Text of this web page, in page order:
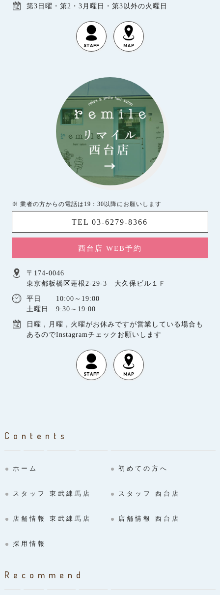
第3日曜・第2・3月曜日・第3以外の火曜日
※ 業者の方からの電話は19：30以降にお願いします
TEL 03-6279-8366
西台店 WEB予約
〒174-0046
東京都板橋区蓮根2-29-3 大久保ビル１Ｆ
平日 10:00～19:00
土曜日 9:30～19:00
日曜，月曜，火曜がお休みですが営業している場合も
あるのでInstagramチェックお願いします
Contents
ホーム 初めての方へ
スタッフ 東武練馬店 スタッフ 西台店
店舗情報 東武練馬店 店舗情報 西台店
採用情報
Recommend